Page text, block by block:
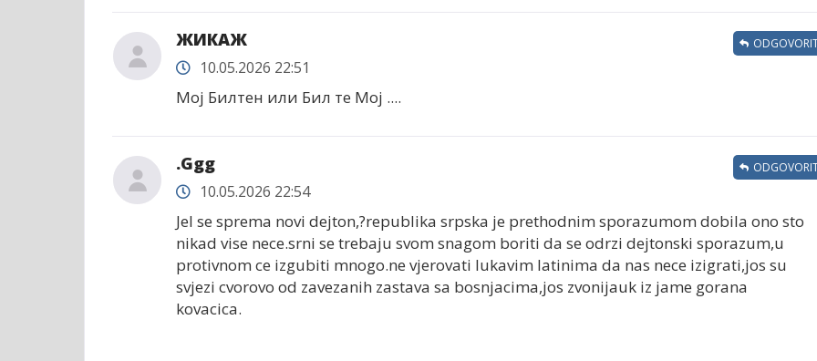
ЖИКАЖ
10.05.2026 22:51
Мој Билтен или Бил те Мој ....
.Ggg
10.05.2026 22:54
Jel se sprema novi dejton,?republika srpska je prethodnim sporazumom dobila ono sto
nikad vise nece.srni se trebaju svom snagom boriti da se odrzi dejtonski sporazum,u
protivnom ce izgubiti mnogo.ne vjerovati lukavim latinima da nas nece izigrati,jos su
svjezi cvorovo od zavezanih zastava sa bosnjacima,jos zvonijauk iz jame gorana
kovacica.